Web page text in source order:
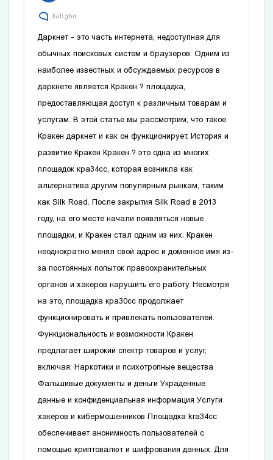
პასუხი
Даркнет - это часть интернета, недоступная для
обычных поисковых систем и браузеров. Одним из
наиболее известных и обсуждаемых ресурсов в
даркнете является Кракен ? площадка,
предоставляющая доступ к различным товарам и
услугам. В этой статье мы рассмотрим, что такое
Кракен даркнет и как он функционирует. История и
развитие Кракен Кракен ? это одна из многих
площадоккра34сс , которая возникла как
альтернатива другим популярным рынкам, таким
как Silk Road. После закрытия Silk Road в 2013
году, на его месте начали появляться новые
площадки, и Кракен стал одним из них. Кракен
неоднократно менял свой адрес и доменное имя из-
за постоянных попыток правоохранительных
органов и хакеров нарушить его работу. Несмотря
на это, площадкакра30сс продолжает
функционировать и привлекать пользователей.
Функциональность и возможности Кракен
предлагает широкий спектр товаров и услуг,
включая: Наркотики и психотропные вещества
Фальшивые документы и деньги Украденные
данные и конфиденциальная информация Услуги
хакеров и кибермошенников Площадкаkra34cc
обеспечивает анонимность пользователей с
помощью криптовалют и шифрования данных. Для